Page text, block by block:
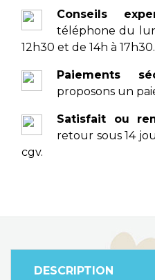
Conseils
téléphone du
12h30 et de 14h à 17h30.
Paiements
proposons un
Satisfait ou
retour sous 14
cgv.
DESCRIPTION